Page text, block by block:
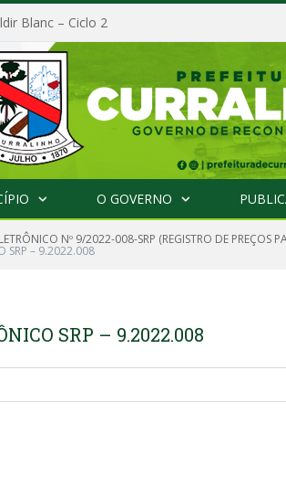
Blanc – Ciclo 2
O GOVERNO
Nº 9/2022-008-SRP (REGISTRO DE PREÇOS
SRP – 9.2022.008
SRP – 9.2022.008